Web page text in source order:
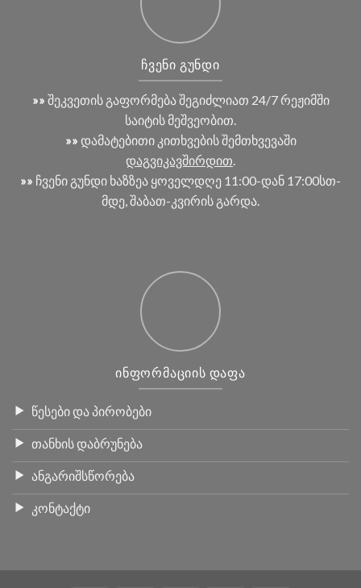
ᲩᲕᲔᲜᲘ ᲒᲣᲜᲓᲘ
»» შეკვეთის გაფორმება შეგიძლიათ 24/7 რეჟიმში
საიტის მეშვეობით.
»» დამატებითი კითხვების შემთხვევაში
დაგვიკავშირდით
»» ჩვენი გუნდი ხაზზეა ყოველდღე 11:00-დან 17:00სთ-
მდე, შაბათ-კვირის გარდა.
ᲘᲜᲤᲝᲠᲛᲐᲪᲘᲘᲡ ᲓᲐᲤᲐ
წესები და პირობები
თანხის დაბრუნება
ანგარიშსწორება
კონტაქტი